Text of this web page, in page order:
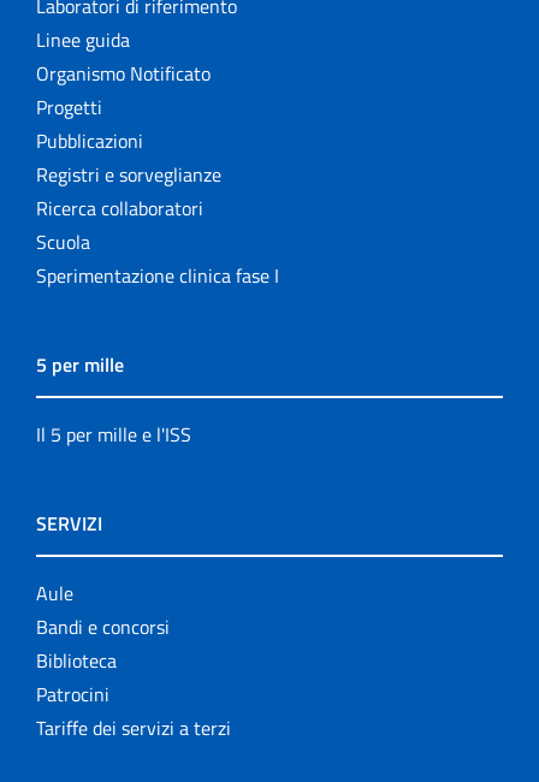
Laboratori di riferimento
Linee guida
Organismo Notificato
Progetti
Pubblicazioni
Registri e sorveglianze
Ricerca collaboratori
Scuola
Sperimentazione clinica fase I
5 per mille
Il 5 per mille e l'ISS
SERVIZI
Aule
Bandi e concorsi
Biblioteca
Patrocini
Tariffe dei servizi a terzi